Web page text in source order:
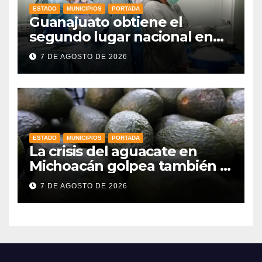
ESTADO MUNICIPIOS PORTADA
Guanajuato obtiene el
segundo lugar nacional en
procuración de órganos
7 DE AGOSTO DE 2026
ESTADO MUNICIPIOS PORTADA
La crisis del aguacate en
Michoacán golpea también a
productores de Guanajuato
7 DE AGOSTO DE 2026